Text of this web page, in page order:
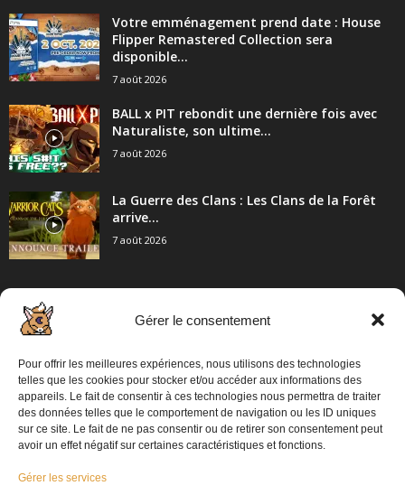
Gérer le consentement
Pour offrir les meilleures expériences, nous utilisons des technologies
telles que les cookies pour stocker et/ou accéder aux informations des
appareils. Le fait de consentir à ces technologies nous permettra de traiter
des données telles que le comportement de navigation ou les ID uniques
sur ce site. Le fait de ne pas consentir ou de retirer son consentement peut
avoir un effet négatif sur certaines caractéristiques et fonctions.
Gérer les services
Votre emménagement prend date : House
Flipper Remastered Collection sera
disponible...
7 août 2026
BALL x PIT rebondit une dernière fois avec
Naturaliste, son ultime...
7 août 2026
La Guerre des Clans : Les Clans de la Forêt
arrive...
7 août 2026
CATÉGORIE POPULAIRE
PC
Playstation 5 698
XBOX 574